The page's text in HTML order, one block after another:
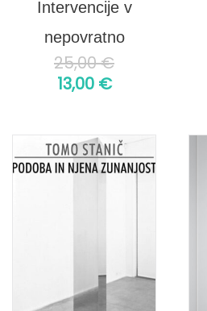
Intervencije v
nepovratno
25,00€
13,00 €